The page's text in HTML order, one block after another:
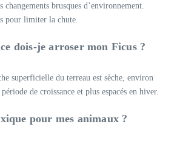
changements brusques d’environnement.
pour limiter la chute.
dois-je arroser mon Ficus ?
superficielle du terreau est sèche, environ
de croissance et plus espacés en hiver.
pour mes animaux ?